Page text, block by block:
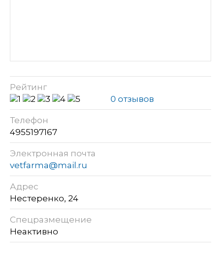
Рейтинг
0 отзывов
Телефон
4955197167
Электронная почта
vetfarma@mail.ru
Адрес
Нестеренко, 24
Спецразмещение
Неактивно